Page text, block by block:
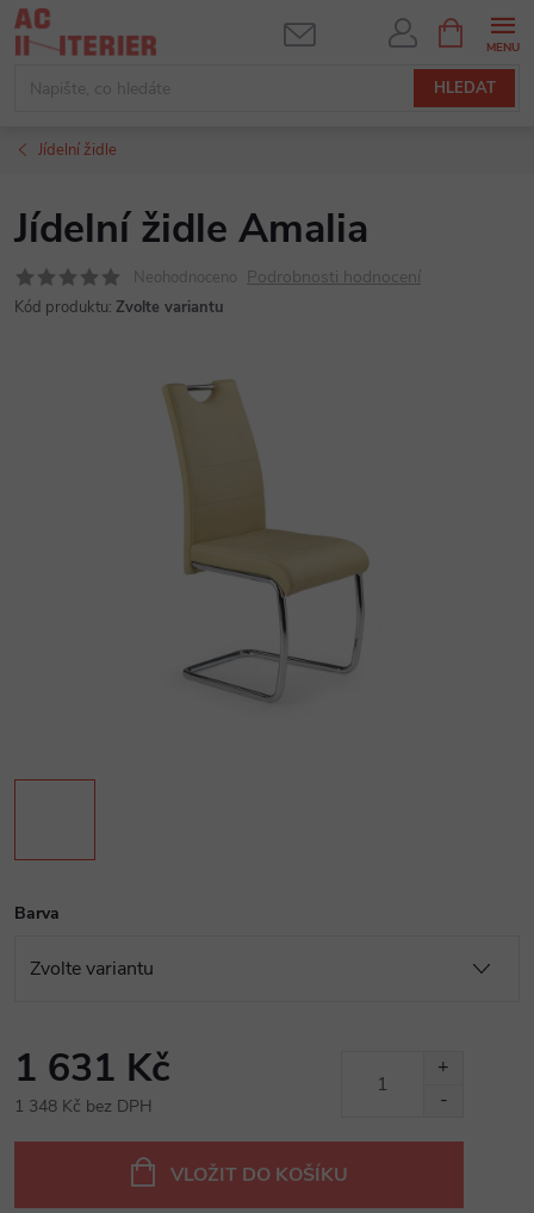
Přejít
na
HLEDAT
NÁKUPNÍ
KOŠÍK
Jídelní židle
Jídelní židle Amalia
Neohodnoceno Podrobnosti hodnocení
Kód produktu: Zvolte variantu
Barva
1 631 Kč
1 348 Kč bez DPH
VLOŽIT DO KOŠÍKU